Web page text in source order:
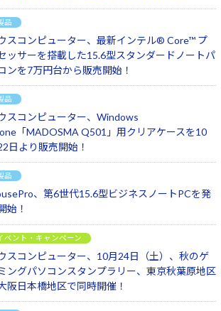
品
スコンピューター、最新インテル® Core™ プ
ッサーを搭載した15.6型スタンダードノートパ
ンを7万円台から販売開始！
品
スコンピューター、Windows
「MADOSMA Q501」用クリアケースを10
日より販売開始！
品
、第6世代15.6型ビジネスノートPCを発
始！
ベント・キャンペーン
スコンピューター、10月24日（土）、秋のゲ
ングパソコンスタンプラリー、東京秋葉原地区
阪日本橋地区で同時開催！